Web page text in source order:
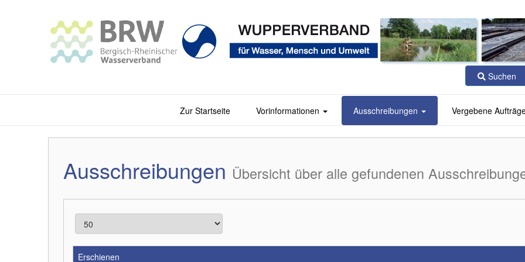
Suchen
Zur Startseite Vorinformationen Ausschreibungen Vergebene
Ausschreibungen Übersicht über alle gefundenen
Erschienen